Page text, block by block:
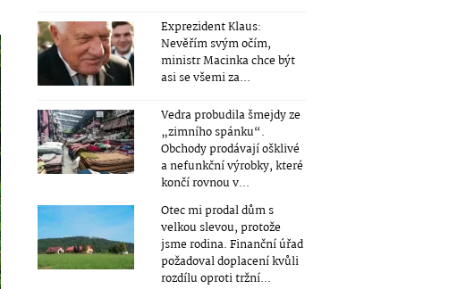
Exprezident Klaus:
Nevěřím svým očím,
ministr Macinka chce být
asi se všemi za...
Vedra probudila šmejdy ze
„zimního spánku“.
Obchody prodávají ošklivé
a nefunkční výrobky, které
končí rovnou v...
Otec mi prodal dům s
velkou slevou, protože
jsme rodina. Finanční úřad
požadoval doplacení kvůli
rozdílu oproti tržní...